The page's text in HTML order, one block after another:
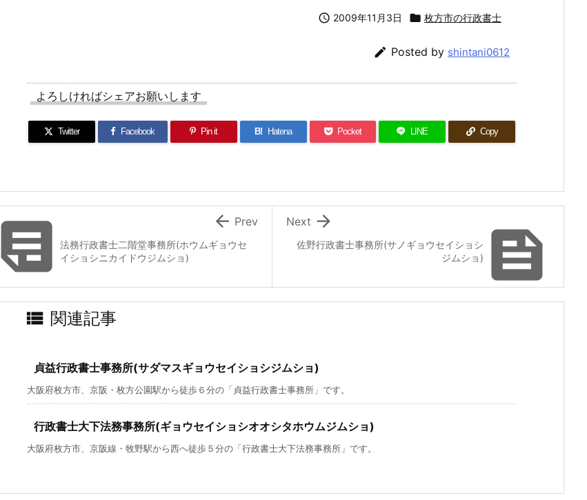
 2009年11月3日  枚方市の行政書士
 Posted by shintani0612
よろしければシェアお願いします
Twitter Facebook Pin it B! Hatena Pocket LINE Copy

佐野行政書士事務所(サノギョウセイショシ
ジムショ)

Next
法務行政書士二階堂事務所(ホウムギョウセ
イショシニカイドウジムショ)
 Prev
 関連記事
貞益行政書士事務所(サダマスギョウセイショシジムショ)
大阪府枚方市、京阪・枚方公園駅から徒歩６分の「貞益行政書士事務所」です。
行政書士大下法務事務所(ギョウセイショシオオシタホウムジムショ)
大阪府枚方市、京阪線・牧野駅から西へ徒歩５分の「行政書士大下法務事務所」です。